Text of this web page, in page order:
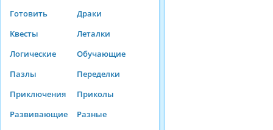
Готовить
Драки
Квесты
Леталки
Логические
Обучающие
Пазлы
Переделки
Приключения
Приколы
Развивающие
Разные